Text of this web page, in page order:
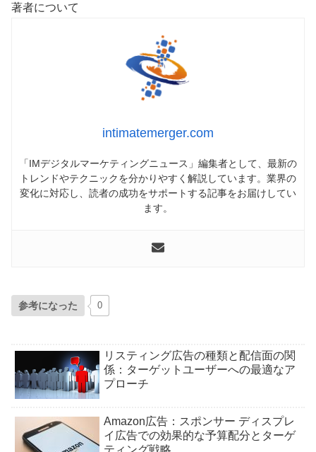
著者について
intimatemerger.com
「IMデジタルマーケティングニュース」編集者として、最新の
トレンドやテクニックを分かりやすく解説しています。業界の
変化に対応し、読者の成功をサポートする記事をお届けしてい
ます。
参考になった 0
リスティング広告の種類と配信面の関
係：ターゲットユーザーへの最適なア
プローチ
Amazon広告：スポンサー ディスプレ
イ広告での効果的な予算配分とターゲ
ティング戦略